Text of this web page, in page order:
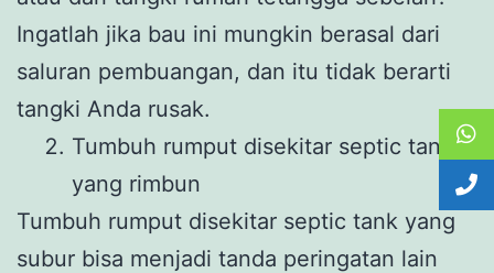
Ingatlah jika bau ini mungkin berasal dari
saluran pembuangan, dan itu tidak berarti
tangki Anda rusak.
Tumbuh rumput disekitar septic tank
yang rimbun
Tumbuh rumput disekitar septic tank yang
subur bisa menjadi tanda peringatan lain